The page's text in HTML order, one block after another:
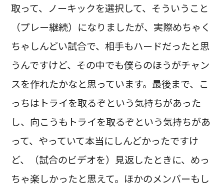
取って、ノーキックを選択して、そういうこと
（プレー継続）になりましたが、実際めちゃく
ちゃしんどい試合で、相手もハードだったと思
うんですけど、その中でも僕らのほうがチャン
スを作れたかなと思っています。最後まで、こ
っちはトライを取るぞという気持ちがあった
し、向こうもトライを取るぞという気持ちがあ
って、やっていて本当にしんどかったですけ
ど、（試合のビデオを）見返したときに、めっ
ちゃ楽しかったと思えて。ほかのメンバーもし